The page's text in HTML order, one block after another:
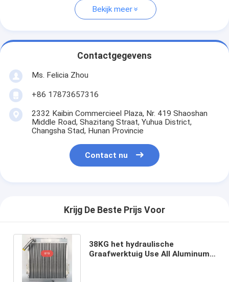
Bekijk meer
Contactgegevens
Ms. Felicia Zhou
+86 17873657316
2332 Kaibin Commercieel Plaza, Nr. 419 Shaoshan
Middle Road, Shazitang Straat, Yuhua District,
Changsha Stad, Hunan Provincie
Contact nu
Krijg De Beste Prijs Voor
38KG het hydraulische
Graafwerktuig Use All Aluminum